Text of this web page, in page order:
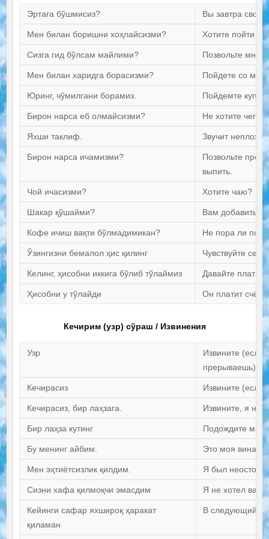
Эртага бўшмисиз? Вы завтра
Мен билан боришни хоҳлайсизми? Хотите пойти
Сизга гид бўлсам майлими? Позвольте мне
Мен билан харидга борасизми? Пойдете со
Юринг, чўмилгани борамиз. Пойдемте
Бирон нарса еб олмайсизми? Не хотите чего-
Яхши таклиф. Звучит неплохо.
Бирон нарса ичамизми?
Позвольте
выпить.
Чой ичасизми? Хотите чаю?
Шакар қўшайми? Вам добавить
Кофе ичиш вақти бўлмадимикан? Не пора ли
Ўзингизни бемалол ҳис қилинг Чувствуйте
Келинг, ҳисобни иккига бўлиб тўлаймиз Давайте
Ҳисобни у тўлайди Он платит счёт
Кечирим (узр) сўраш / Извинения
Узр
Извините (если
прерываешь).
Кечирасиз Извините (если
Кечирасиз, бир лаҳзага. Извините, я на
Бир лаҳза кутинг Подождите
Бу менинг айбим. Это моя вина.
Мен эҳтиётсизлик қилдим. Я был
Сизни хафа қилмоқчи эмасдим Я не хотел вас
Кейинги сафар яхшироқ ҳаракат
қиламан
В следующий